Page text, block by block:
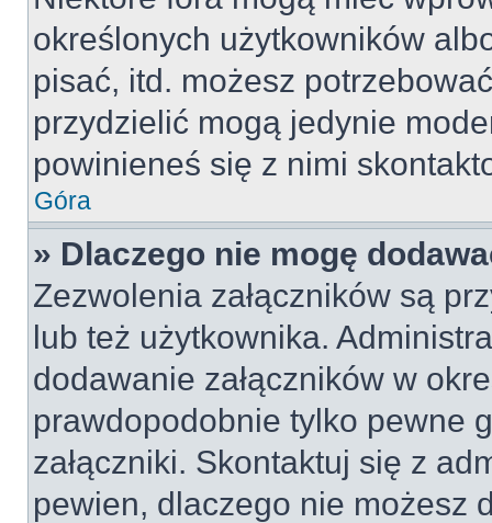
określonych użytkowników
pisać, itd. możesz
przydzielić mogą jedynie
powinieneś się z nimi
Góra
» Dlaczego nie mogę
Zezwolenia załączników są
lub też użytkownika.
dodawanie załączników w
prawdopodobnie tylko pewne
załączniki. Skontaktuj się z
pewien, dlaczego nie możesz